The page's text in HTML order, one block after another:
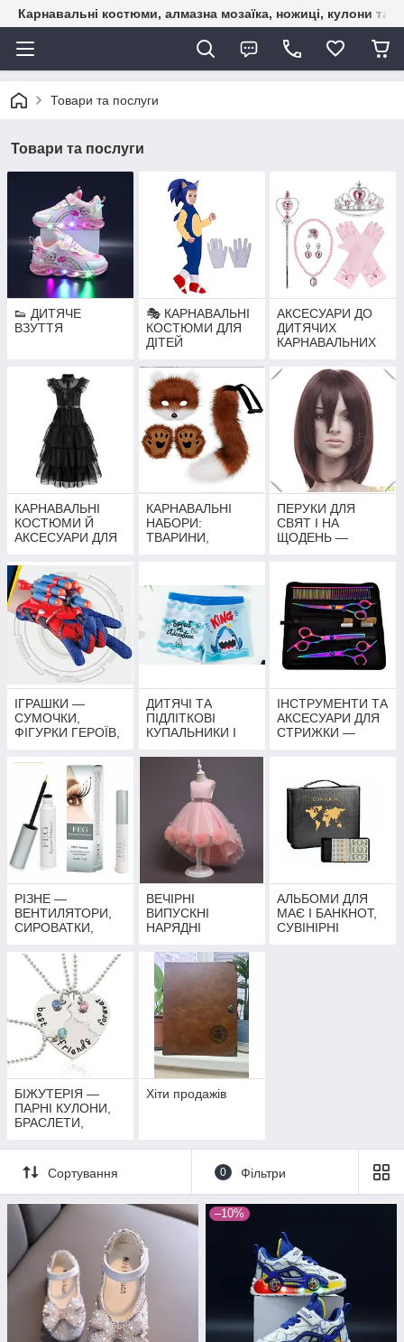
Карнавальні костюми, алмазна мозаїка, ножиці, кулони та
Товари та послуги
Товари та послуги
👟 ДИТЯЧЕ
ВЗУТТЯ
🎭 КАРНАВАЛЬНІ
КОСТЮМИ ДЛЯ
ДІТЕЙ
АКСЕСУАРИ ДО
ДИТЯЧИХ
КАРНАВАЛЬНИХ
МАСКИ,
СПІДНИЧКИ,
НАБОРИ
ПРИНЦЕС,
АКСЕСУАРИ
ГЕРОЇВ і тд
КАРНАВАЛЬНІ
КОСТЮМИ Й
АКСЕСУАРИ ДЛЯ
КАРНАВАЛЬНІ
НАБОРИ:
ТВАРИНИ,
ГЕРОЇ
МУЛЬТФІЛЬМІВ
ПЕРУКИ ДЛЯ
СВЯТ І НА
ЩОДЕНЬ —
СМАК
ІГРАШКИ —
СУМОЧКИ,
ФІГУРКИ ГЕРОЇВ,
РЮКЗАКИ
ДИТЯЧІ ТА
ПІДЛІТКОВІ
КУПАЛЬНИКИ І
ІНСТРУМЕНТИ ТА
АКСЕСУАРИ ДЛЯ
СТРИЖКИ —
РІЗНЕ —
ВЕНТИЛЯТОРИ,
СИРОВАТКИ,
МОРСЬКИЙ РИС
ВЕЧІРНІ
ВИПУСКНІ
НАРЯДНІ
ДЛЯ ДІВЧАТОК
АЛЬБОМИ ДЛЯ
МАЄ І БАНКНОТ,
СУВІНІРНІ
БІЖУТЕРІЯ —
ПАРНІ КУЛОНИ,
БРАСЛЕТИ,
Хіти продажів
Сортування 0 Фільтри
–10%